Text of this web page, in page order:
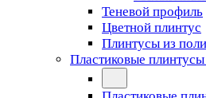
Теневой профиль
Цветной плинтус
Плинтусы из
Пластиковые плинтусы